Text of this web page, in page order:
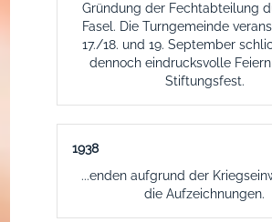
Gründung der Fechtabteilung
Fasel. Die Turngemeinde
17./18. und 19. September
dennoch eindrucksvolle
Stiftungsfest.
1938
...enden aufgrund der
die Aufzeichnungen.